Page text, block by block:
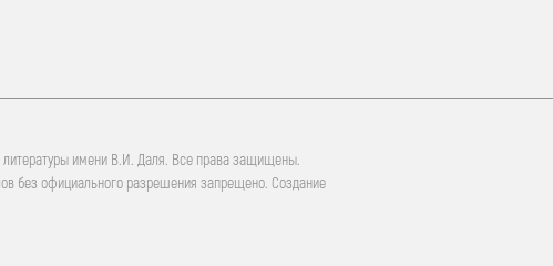
литературы имени В.И. Даля. Все права защищены.
без официального разрешения запрещено. Создание